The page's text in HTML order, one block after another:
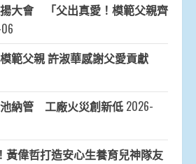
大會 「父出真愛！模範父親齊
範父親 許淑華感謝父愛貢獻
納管 工廠火災創新低 2026-
黃偉哲打造安心生養育兒神隊友